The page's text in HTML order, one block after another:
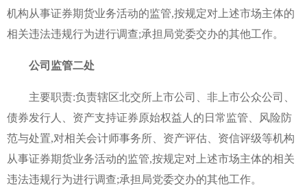
机构从事证券期货业务活动的监管,按规定对上述市场主体的
相关违法违规行为进行调查;承担局党委交办的其他工作。
公司监管二处
主要职责:负责辖区北交所上市公司、非上市公众公司、
债券发行人、资产支持证券原始权益人的日常监管、风险防
范与处置,对相关会计师事务所、资产评估、资信评级等机构
从事证券期货业务活动的监管,按规定对上述市场主体的相关
违法违规行为进行调查;承担局党委交办的其他工作。